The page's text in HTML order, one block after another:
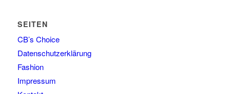
SEITEN
CB’s Choice
Datenschutzerklärung
Fashion
Impressum